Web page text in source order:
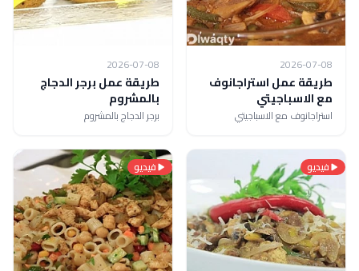
2026-07-08
طريقة عمل استراجانوف
مع الاسباجيتي
استراجانوف مع الاسباجيتي
2026-07-08
طريقة عمل برجر الدجاج
بالمشروم
برجر الدجاج بالمشروم
فيديو فيديو